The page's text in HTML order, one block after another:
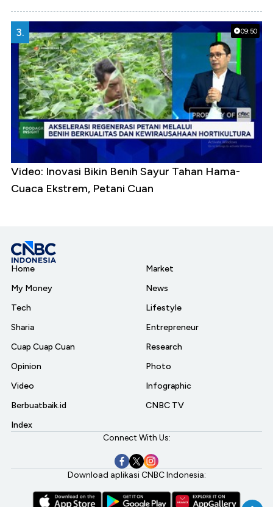
09:50
3.
Video: Inovasi Bikin Benih Sayur Tahan Hama-
Cuaca Ekstrem, Petani Cuan
Home
My Money
Tech
Sharia
Cuap Cuap Cuan
Opinion
Video
Berbuatbaik.id
Index
Market
News
Lifestyle
Entrepreneur
Research
Photo
Infographic
CNBC TV
Connect With Us:
Download aplikasi CNBC Indonesia: